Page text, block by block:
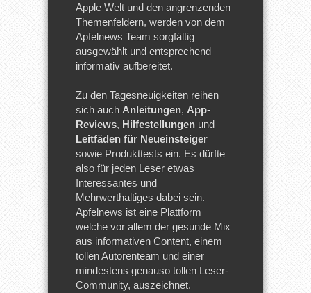
Apple Welt und den angrenzenden
Themenfeldern, werden von dem
Apfelnews Team sorgfältig
ausgewählt und entsprechend
informativ aufbereitet.
Zu den Tagesneuigkeiten reihen
sich auch Anleitungen, App-
Reviews, Hilfestellungen und
Leitfäden für Neueinsteiger
sowie Produkttests ein. Es dürfte
also für jeden Leser etwas
Interessantes und
Mehrwerthaltiges dabei sein.
Apfelnews ist eine Plattform
welche vor allem der gesunde Mix
aus informativen Content, einem
tollen Autorenteam und einer
mindestens genauso tollen Leser-
Community, auszeichnet.